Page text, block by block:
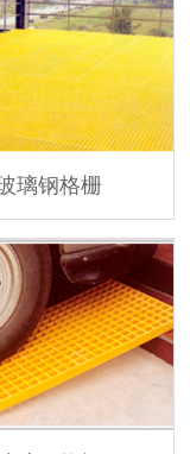
璃钢格栅